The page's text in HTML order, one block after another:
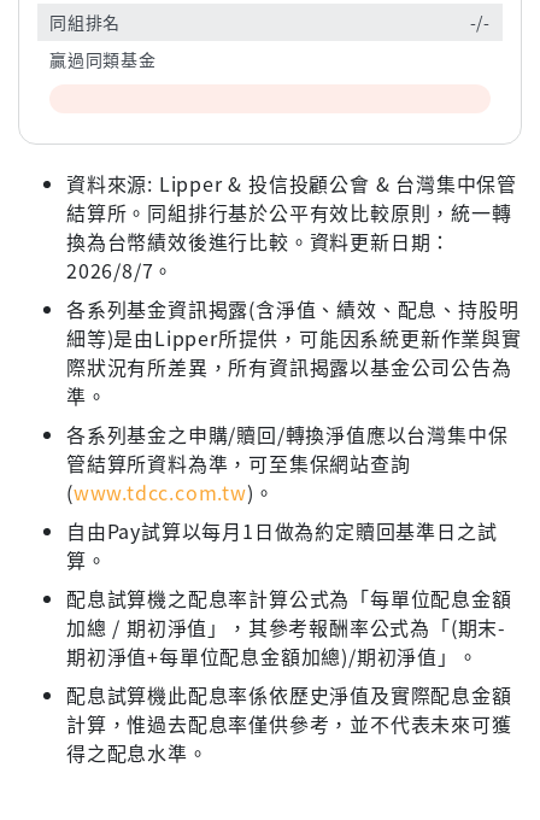
同組排名
-/-
贏過同類基金
資料來源: Lipper & 投信投顧公會 & 台灣集中保管
結算所。同組排行基於公平有效比較原則，統一轉
換為台幣績效後進行比較。資料更新日期：
2026/8/7。
各系列基金資訊揭露(含淨值、績效、配息、持股明
細等)是由Lipper所提供，可能因系統更新作業與實
際狀況有所差異，所有資訊揭露以基金公司公告為
準。
各系列基金之申購/贖回/轉換淨值應以台灣集中保
管結算所資料為準，可至集保網站查詢
(www.tdcc.com.tw)。
自由Pay試算以每月1日做為約定贖回基準日之試
算。
配息試算機之配息率計算公式為「每單位配息金額
加總 / 期初淨值」，其參考報酬率公式為「(期末-
期初淨值+每單位配息金額加總)/期初淨值」。
配息試算機此配息率係依歷史淨值及實際配息金額
計算，惟過去配息率僅供參考，並不代表未來可獲
得之配息水準。